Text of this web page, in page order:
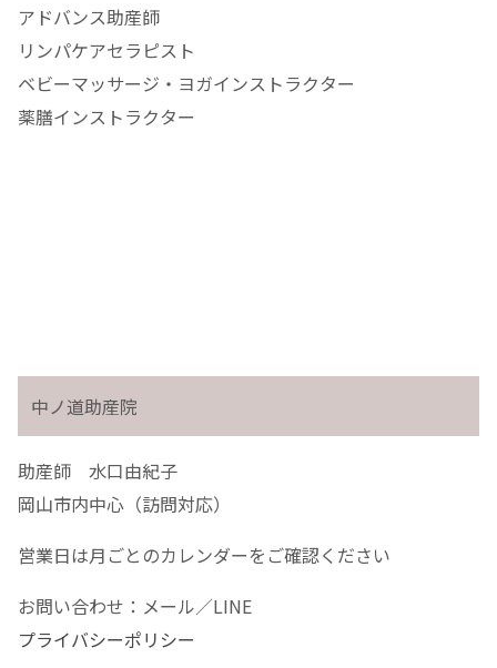
アドバンス助産師
リンパケアセラピスト
ベビーマッサージ・ヨガインストラクター
薬膳インストラクター
中ノ道助産院
助産師 水口由紀子
岡山市内中心（訪問対応）
営業日は月ごとのカレンダーをご確認ください
お問い合わせ：メール／LINE
プライバシーポリシー